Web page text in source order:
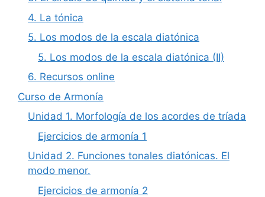
4. La tónica
5. Los modos de la escala diatónica
5. Los modos de la escala diatónica (II)
6. Recursos online
Curso de Armonía
Unidad 1. Morfología de los acordes de tríada
Ejercicios de armonía 1
Unidad 2. Funciones tonales diatónicas. El
modo menor.
Ejercicios de armonía 2